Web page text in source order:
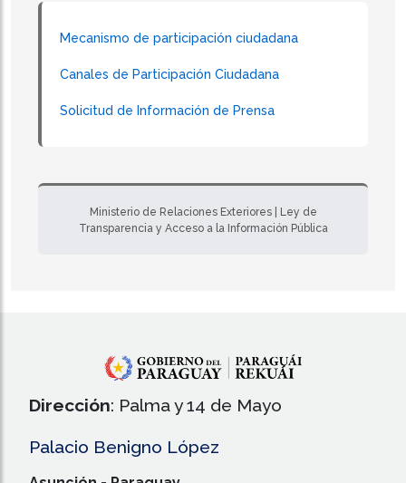
Mecanismo de participación ciudadana
Canales de Participación Ciudadana
Solicitud de Información de Prensa
Ministerio de Relaciones Exteriores | Ley de
Transparencia y Acceso a la Información Pública
Dirección: Palma y 14 de Mayo
Palacio Benigno López